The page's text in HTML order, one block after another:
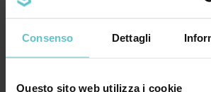
Consenso Dettagli
Questo sito web utilizza i cookie